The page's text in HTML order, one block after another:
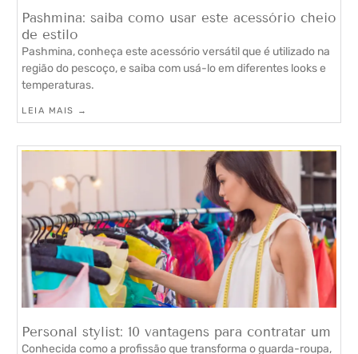
Pashmina: saiba como usar este acessório cheio
de estilo
Pashmina, conheça este acessório versátil que é utilizado na
região do pescoço, e saiba com usá-lo em diferentes looks e
temperaturas.
LEIA MAIS →
Personal stylist: 10 vantagens para contratar um
Conhecida como a profissão que transforma o guarda-roupa,